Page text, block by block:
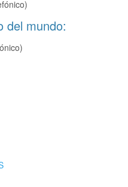
del mundo: